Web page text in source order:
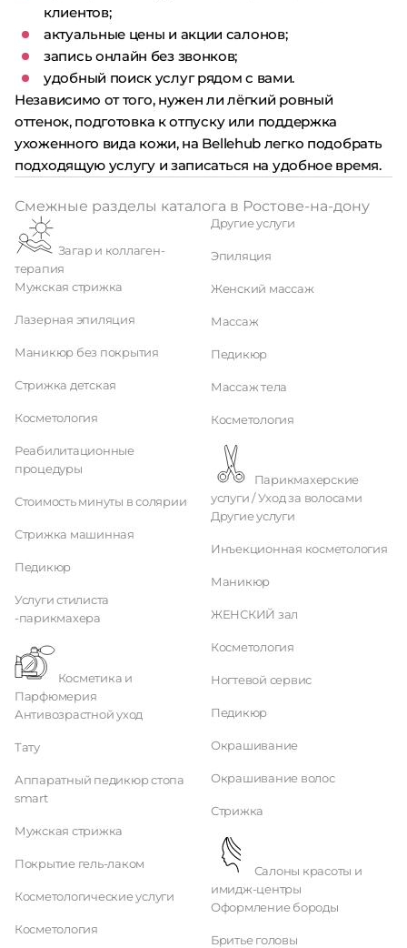
клиентов;
актуальные цены и акции салонов;
запись онлайн без звонков;
удобный поиск услуг рядом с вами.
Независимо от того, нужен ли лёгкий ровный
оттенок, подготовка к отпуску или поддержка
ухоженного вида кожи, на Bellehub легко подобрать
подходящую услугу и записаться на удобное время.
Смежные разделы каталога в Ростове-на-дону
терапия
Мужская стрижка
Лазерная эпиляция
Маникюр без покрытия
Стрижка детская
Косметология
Реабилитационные
процедуры
Стоимость минуты в солярии
Стрижка машинная
Педикюр
Услуги стилиста
-парикмахера
Парфюмерия
Антивозрастной уход
Тату
Аппаратный педикюр стопа
smart
Мужская стрижка
Покрытие гель-лаком
Косметологические услуги
Косметология
Другие услуги
Эпиляция
Женский массаж
Массаж
Педикюр
Массаж тела
Косметология
услуги / Уход за волосами
Другие услуги
Инъекционная косметология
Маникюр
ЖЕНСКИЙ зал
Косметология
Ногтевой сервис
Педикюр
Окрашивание
Окрашивание волос
Стрижка
имидж-центры
Оформление бороды
Бритье головы